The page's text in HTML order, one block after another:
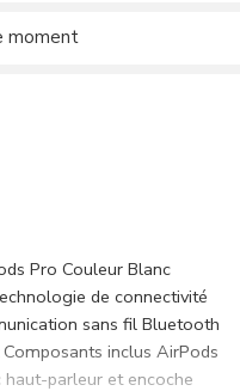
moment
Pro Couleur Blanc
de connectivité
sans fil Bluetooth
inclus AirPods
parleur et encoche